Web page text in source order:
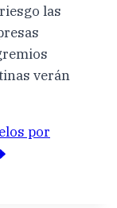
las
verán
por